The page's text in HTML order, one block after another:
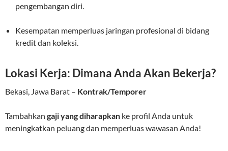
pengembangan diri.
Kesempatan memperluas jaringan profesional di bidang
kredit dan koleksi.
Lokasi Kerja: Dimana Anda Akan Bekerja?
Bekasi, Jawa Barat – Kontrak/Temporer
Tambahkan gaji yang diharapkan ke profil Anda untuk
meningkatkan peluang dan memperluas wawasan Anda!